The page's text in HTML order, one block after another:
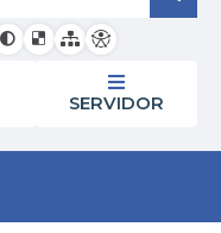
SERVIDOR